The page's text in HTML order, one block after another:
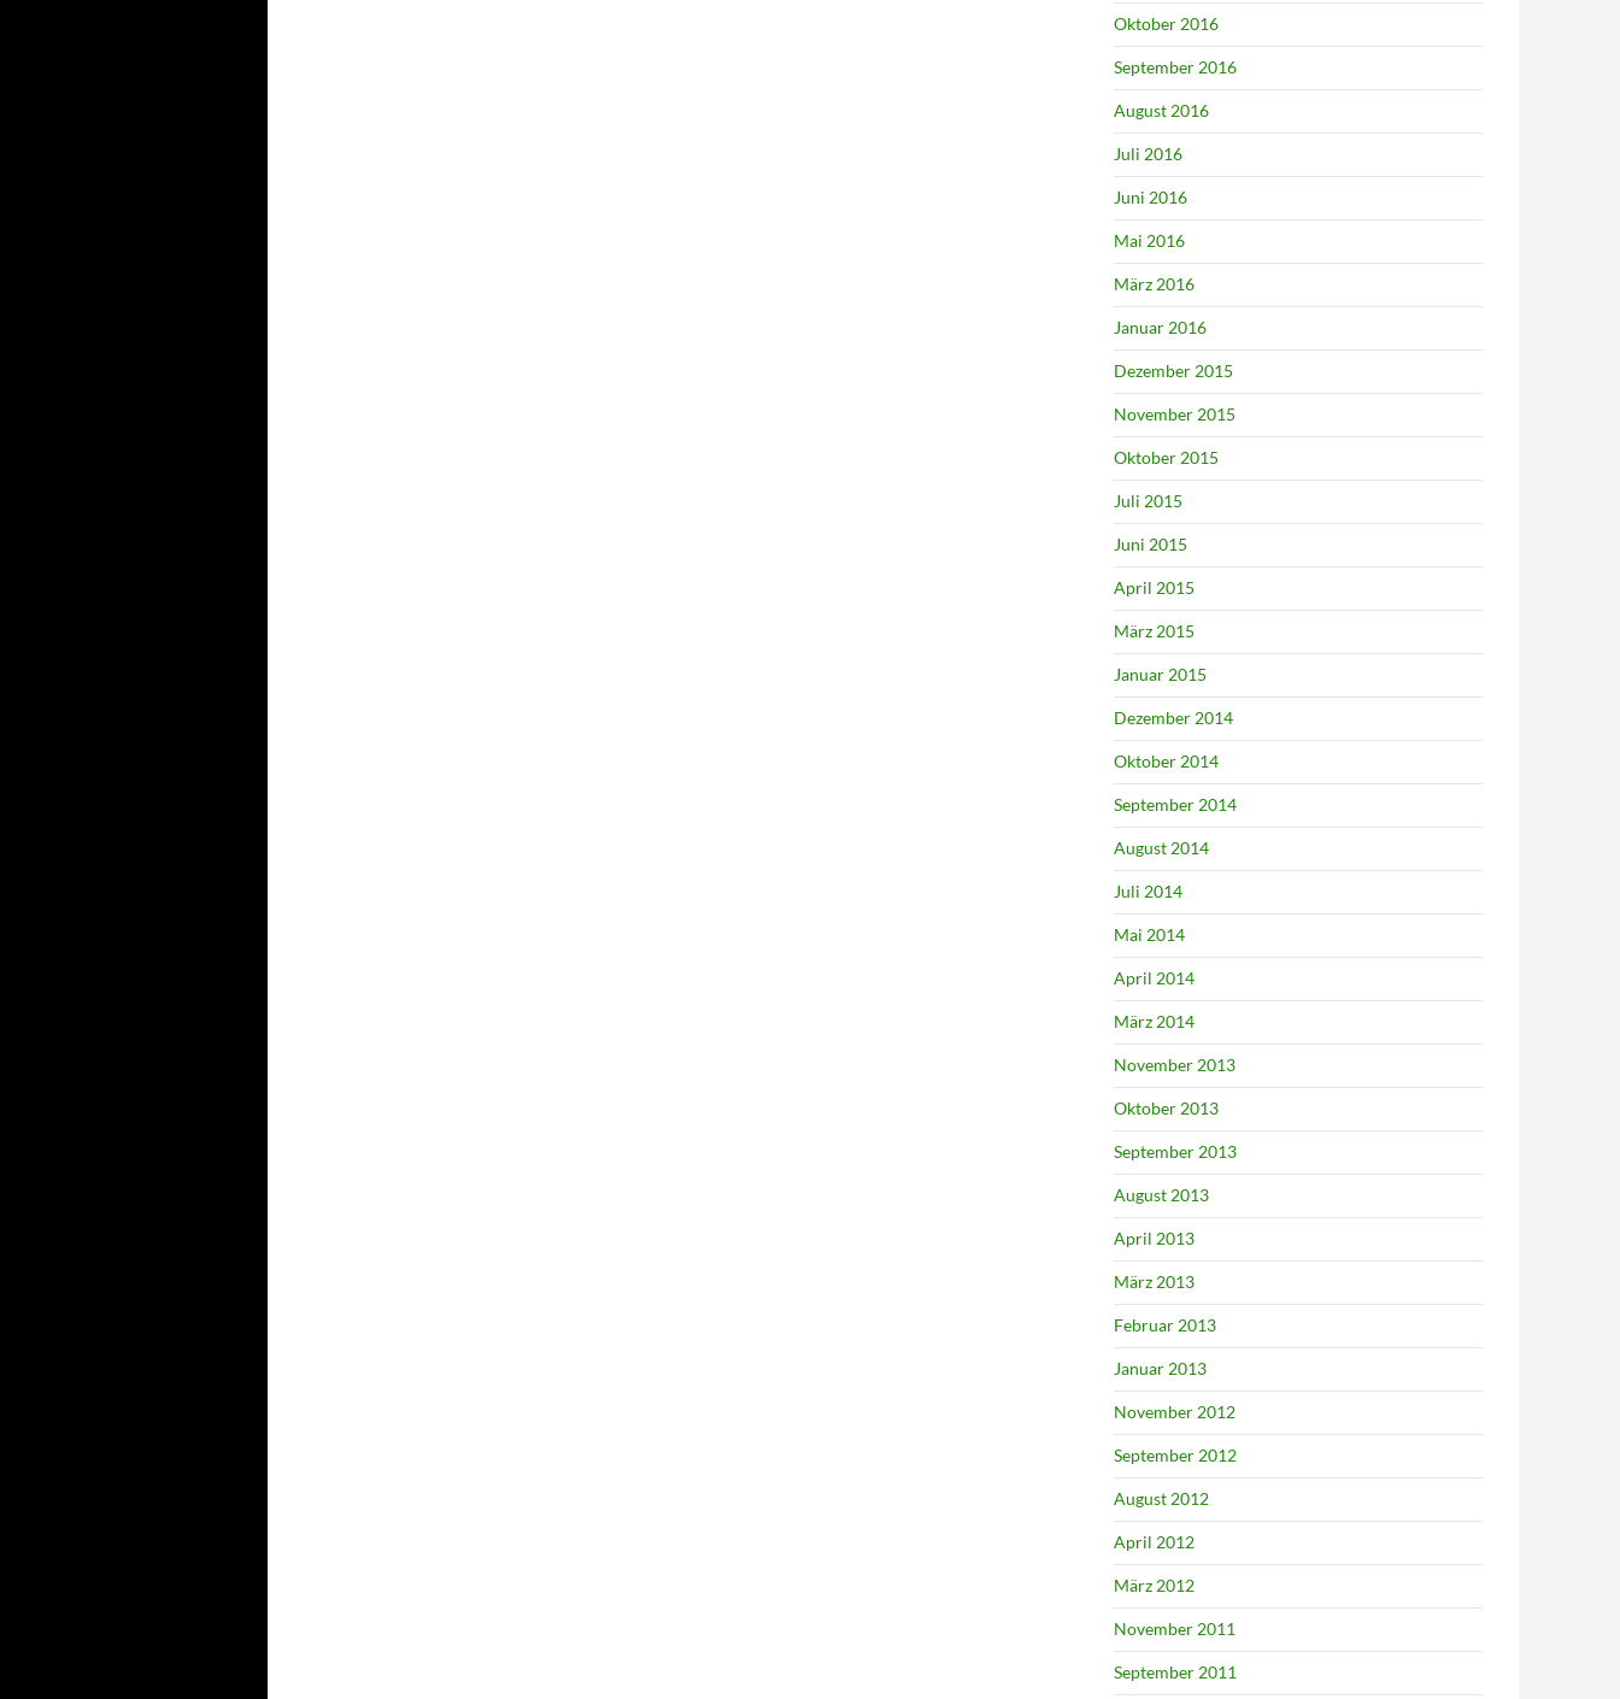
Oktober 2016
September 2016
August 2016
Juli 2016
Juni 2016
Mai 2016
März 2016
Januar 2016
Dezember 2015
November 2015
Oktober 2015
Juli 2015
Juni 2015
April 2015
März 2015
Januar 2015
Dezember 2014
Oktober 2014
September 2014
August 2014
Juli 2014
Mai 2014
April 2014
März 2014
November 2013
Oktober 2013
September 2013
August 2013
April 2013
März 2013
Februar 2013
Januar 2013
November 2012
September 2012
August 2012
April 2012
März 2012
November 2011
September 2011